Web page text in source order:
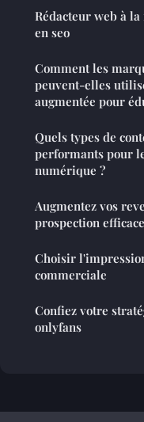
Rédacteur web à
en seo
Comment les
peuvent-elles
augmentée pour
Quels types de
performants pour
numérique ?
Augmentez vos
prospection efficace
Choisir
commerciale
Confiez votre
onlyfans